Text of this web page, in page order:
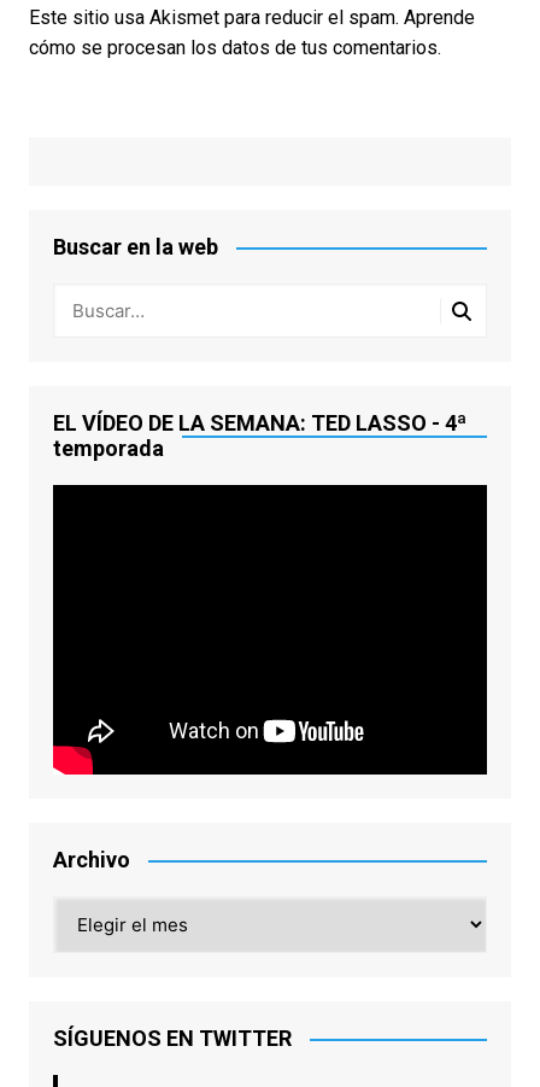
Este sitio usa Akismet para reducir el spam. Aprende
cómo se procesan los datos de tus comentarios.
Buscar en la web
EL VÍDEO DE LA SEMANA: TED LASSO - 4ª
temporada
Archivo
SÍGUENOS EN TWITTER